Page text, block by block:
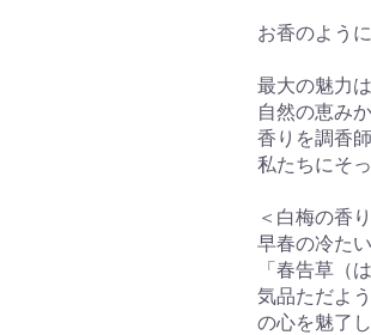
お香のよう
最大の魅力
自然の恵み
香りを調香
私たちにそ
＜白梅の香
早春の冷た
「春告草（
気品ただよ
の心を魅了